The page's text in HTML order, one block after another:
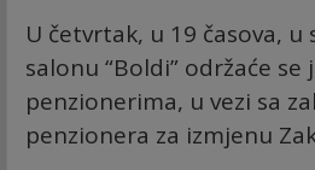
U četvrtak, u 19 časova, u
salonu “Boldi” održaće
penzionerima, u vezi sa
penzionera za izmjenu